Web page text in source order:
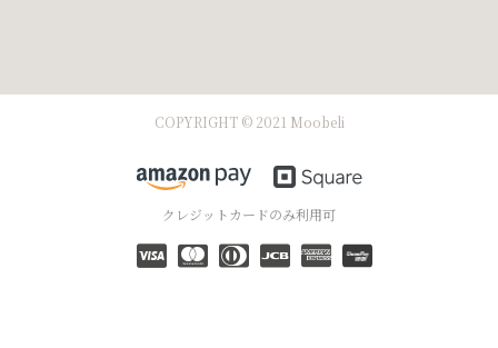
COPYRIGHT © 2021 Moobeli
クレジットカードのみ利用可